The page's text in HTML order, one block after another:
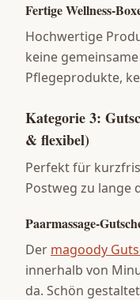
Fertige Wellness-
Hochwertige
keine
Pflegeprodukte,
Kategorie 3:
& flexibel)
Perfekt für
Postweg zu lange
Paarmassage-
Der magoody
innerhalb von
da. Schön